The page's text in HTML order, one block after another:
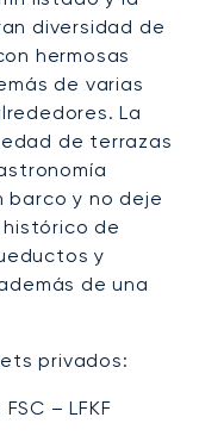
diversidad de
hermosas
de varias
La
de terrazas
barco y no deje
de
y
de una
privados:
– LFKF